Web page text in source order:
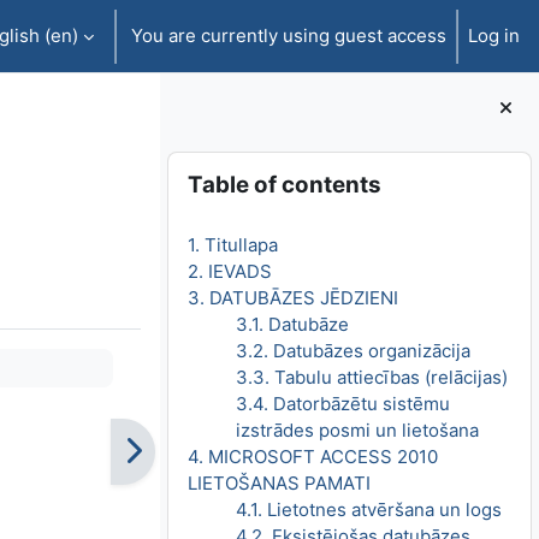
‎(en)‎ You are currently using guest access Log in
Blocks
Skip Table of contents
Table of contents
1. Titullapa
2. IEVADS
3. DATUBĀZES JĒDZIENI
3.1. Datubāze
3.2. Datubāzes organizācija
3.3. Tabulu attiecības (relācijas)
3.4. Datorbāzētu sistēmu
izstrādes posmi un lietošana
4. MICROSOFT ACCESS 2010
LIETOŠANAS PAMATI
4.1. Lietotnes atvēršana un logs